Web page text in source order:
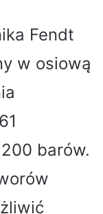
Fendt
w osiową
barów.